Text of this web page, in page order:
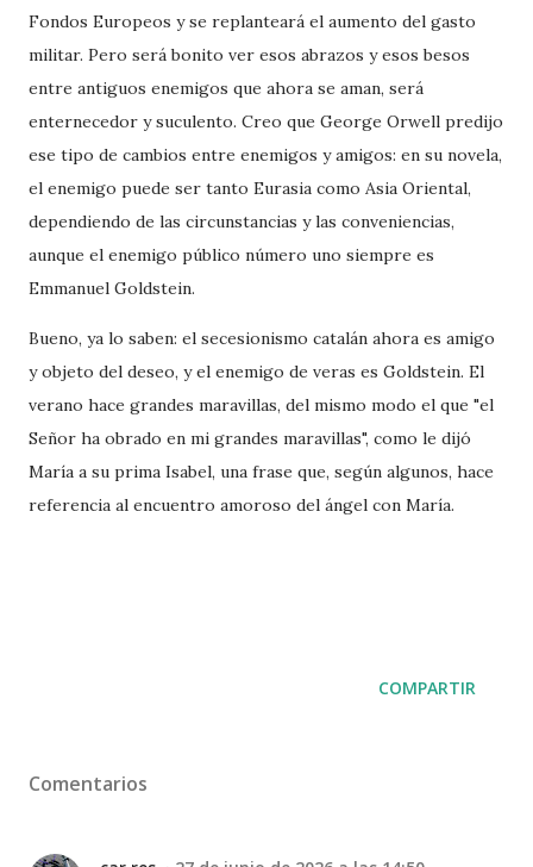
Fondos Europeos y se replanteará el aumento del gasto
militar. Pero será bonito ver esos abrazos y esos besos
entre antiguos enemigos que ahora se aman, será
enternecedor y suculento. Creo que George Orwell predijo
ese tipo de cambios entre enemigos y amigos: en su novela,
el enemigo puede ser tanto Eurasia como Asia Oriental,
dependiendo de las circunstancias y las conveniencias,
aunque el enemigo público número uno siempre es
Emmanuel Goldstein.
Bueno, ya lo saben: el secesionismo catalán ahora es amigo
y objeto del deseo, y el enemigo de veras es Goldstein. El
verano hace grandes maravillas, del mismo modo el que "el
Señor ha obrado en mi grandes maravillas", como le dijó
María a su prima Isabel, una frase que, según algunos, hace
referencia al encuentro amoroso del ángel con María.
COMPARTIR
Comentarios